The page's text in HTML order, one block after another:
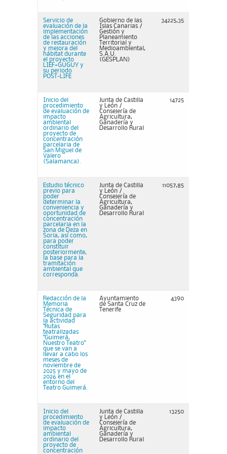
Servicio de
evaluación de la
implementación
de las acciones
de restauración
y mejora del
hábitat durante
el proyecto
LIEF+GUGUY y
su periodo
POST-LIFE
Gobierno de las
Islas Canarias /
Gestión y
Planeamiento
Territorial y
Medioambiental,
S.A.U.
(GESPLAN)
34225,35
Inicio del
procedimiento
de evaluación de
impacto
ambiental
ordinario del
proyecto de
concentración
parcelaria de
San Miguel de
Valero
(Salamanca).
Junta de Castilla
y León /
Consejería de
Agricultura,
Ganadería y
Desarrollo Rural
14725
Estudio técnico
previo para
poder
determinar la
conveniencia y
oportunidad de
concentración
parcelaria en la
zona de Deza en
Soria, así como,
para poder
constituir
posteriormente,
la base para la
tramitación
ambiental que
corresponda.
Junta de Castilla
y León /
Consejería de
Agricultura,
Ganadería y
Desarrollo Rural
11057,85
Redacción de la
Memoria
Técnica de
Seguridad para
la actividad
"Rutas
teatralizadas
"Guimerá,
Nuestro Teatro"
que se van a
llevar a cabo los
meses de
noviembre de
2025 y mayo de
2026 en el
entorno del
Teatro Guimerá.
Ayuntamiento
de Santa Cruz de
Tenerife
4390
Inicio del
procedimiento
de evaluación de
impacto
ambiental
ordinario del
proyecto de
concentración
Junta de Castilla
y León /
Consejería de
Agricultura,
Ganadería y
Desarrollo Rural
13250